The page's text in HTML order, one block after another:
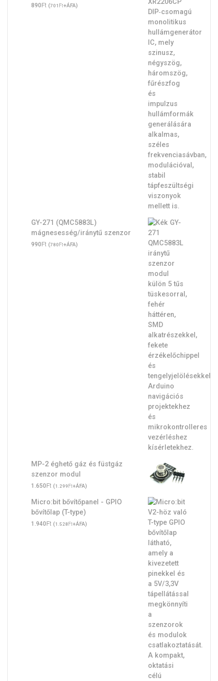
890Ft (701 Ft+ÁFA)
GY-271 (QMC5883L)
mágnesesség/iránytű szenzor
990Ft (780Ft+ÁFA)
MP-2 éghető gáz és füstgáz
szenzor modul
1.650Ft (1.299Ft+ÁFA)
Micro:bit bővítőpanel - GPIO
bővítőlap (T-type)
1.940Ft (1.528Ft+ÁFA)